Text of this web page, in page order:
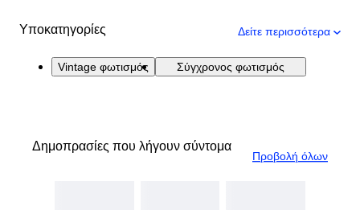
Υποκατηγορίες Δείτε περισσότερα
Vintage φωτισμός Σύγχρονος φωτισμός
Δημοπρασίες που λήγουν σύντομα
Προβολή όλων